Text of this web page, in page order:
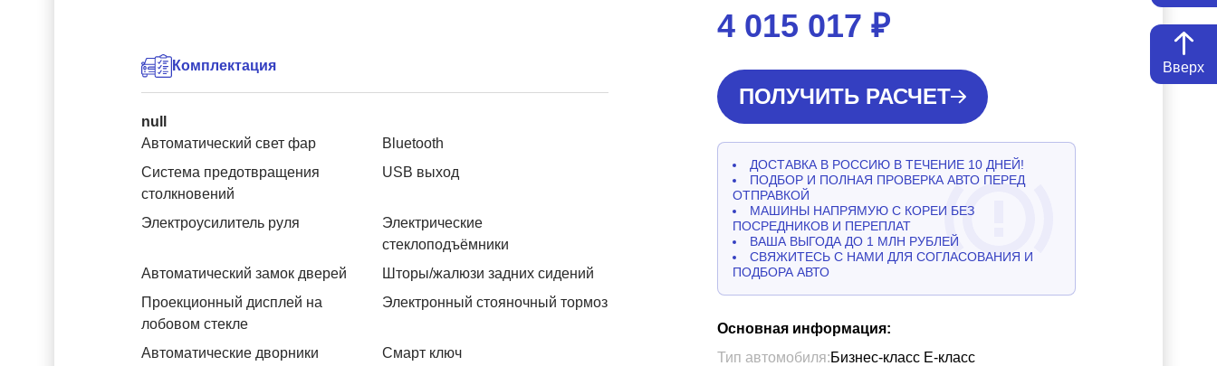
Вверх
Комплектация
null
Автоматический свет фар
Bluetooth
Система предотвращения
столкновений
USB выход
Электроусилитель руля
Электрические
стеклоподъёмники
Автоматический замок дверей
Шторы/жалюзи задних сидений
Проекционный дисплей на
лобовом стекле
Электронный стояночный тормоз
Автоматические дворники
Смарт ключ
4 015 017 ₽
ПОЛУЧИТЬ РАСЧЕТ
ДОСТАВКА В РОССИЮ В ТЕЧЕНИЕ 10 ДНЕЙ!
ПОДБОР И ПОЛНАЯ ПРОВЕРКА АВТО ПЕРЕД
ОТПРАВКОЙ
МАШИНЫ НАПРЯМУЮ С КОРЕИ БЕЗ
ПОСРЕДНИКОВ И ПЕРЕПЛАТ
ВАША ВЫГОДА ДО 1 МЛН РУБЛЕЙ
СВЯЖИТЕСЬ С НАМИ ДЛЯ СОГЛАСОВАНИЯ И
ПОДБОРА АВТО
Основная информация:
Тип автомобиля:Бизнес-класс Е-класс